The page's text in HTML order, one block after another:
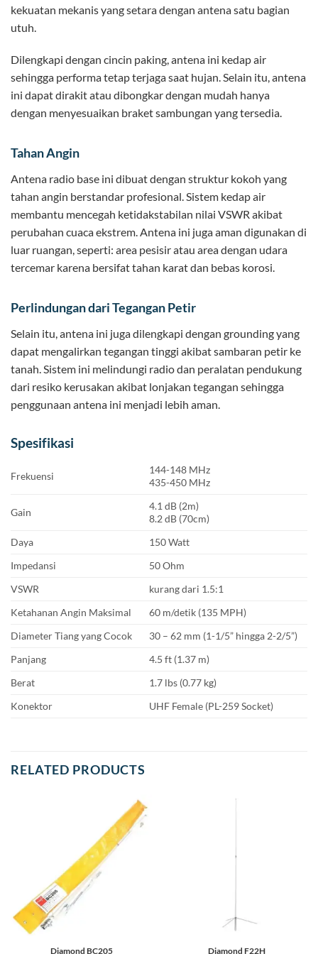
kekuatan mekanis yang setara dengan antena satu bagian
utuh.
Dilengkapi dengan cincin paking, antena ini kedap air
sehingga performa tetap terjaga saat hujan. Selain itu, antena
ini dapat dirakit atau dibongkar dengan mudah hanya
dengan menyesuaikan braket sambungan yang tersedia.
Tahan Angin
Antena radio base ini dibuat dengan struktur kokoh yang
tahan angin berstandar profesional. Sistem kedap air
membantu mencegah ketidakstabilan nilai VSWR akibat
perubahan cuaca ekstrem. Antena ini juga aman digunakan di
luar ruangan, seperti: area pesisir atau area dengan udara
tercemar karena bersifat tahan karat dan bebas korosi.
Perlindungan dari Tegangan Petir
Selain itu, antena ini juga dilengkapi dengan grounding yang
dapat mengalirkan tegangan tinggi akibat sambaran petir ke
tanah. Sistem ini melindungi radio dan peralatan pendukung
dari resiko kerusakan akibat lonjakan tegangan sehingga
penggunaan antena ini menjadi lebih aman.
Spesifikasi
Frekuensi
144-148 MHz
435-450 MHz
Gain
4.1 dB (2m)
8.2 dB (70cm)
Daya
150 Watt
Impedansi
50 Ohm
VSWR
kurang dari 1.5:1
Ketahanan Angin Maksimal
60 m/detik (135 MPH)
Diameter Tiang yang Cocok
30 – 62 mm (1-1/5” hingga 2-2/5”)
Panjang
4.5 ft (1.37 m)
Berat
1.7 lbs (0.77 kg)
Konektor
UHF Female (PL-259 Socket)
RELATED PRODUCTS
Diamond BC205 Diamond F22H